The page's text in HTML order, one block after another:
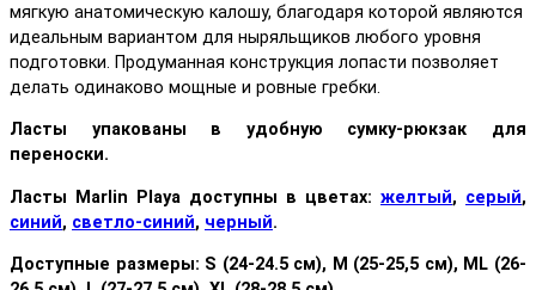
мягкую анатомическую калошу, благодаря которой являются
идеальным вариантом для ныряльщиков любого уровня
подготовки. Продуманная конструкция лопасти позволяет
делать одинаково мощные и ровные гребки.
Ласты упакованы в удобную сумку-рюкзак для
переноски.
Ласты Marlin Playa доступны в цветах: желтый, серый,
синий, светло-синий, черный.
Доступные размеры: S (24-24.5 см), M (25-25,5 см), ML (26-